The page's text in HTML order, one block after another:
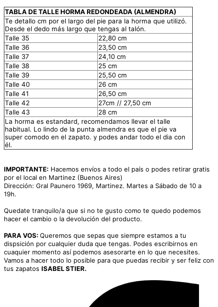
TABLA DE TALLE HORMA REDONDEADA (ALMENDRA)
Te detallo cm por el largo del pie para la horma que utilizó.
Desde el dedo más largo que tengas al talón.
Talle 35
22,80 cm
Talle 36
23,50 cm
Talle 37
24,10 cm
Talle 38
25 cm
Talle 39
25,50 cm
Talle 40
26 cm
Talle 41
26,50 cm
Talle 42
27cm // 27,50 cm
Talle 43
28 cm
La horma es estandard, recomendamos llevar el talle
habitual. Lo lindo de la punta almendra es que el pie va
super comodo en el zapato. y podes andar todo el dia con
él.
IMPORTANTE: Hacemos envíos a todo el país o podes retirar gratis
por el local en Martinez (Buenos Aires)
Dirección: Gral Paunero 1969, Martinez. Martes a Sábado de 10 a
19h.
Quedate tranquilo/a que si no te gusto como te quedo podemos
hacer el cambio o la devolución del producto.
PARA VOS: Queremos que sepas que siempre estamos a tu
dispsición por cualquier duda que tengas. Podes escribirnos en
cuaquier momento así podemos asesorarte en lo que necesites.
Vamos a hacer todo lo posible para que puedas recibir y ser feliz con
tus zapatos ISABEL STIER.